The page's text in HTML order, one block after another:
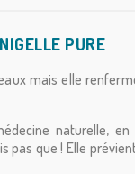
PURE
mais elle
naturelle,
pas que ! Elle